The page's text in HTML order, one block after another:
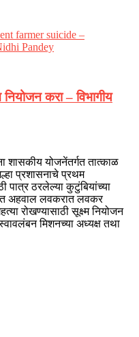
करा – विभागीय
शासकीय योजनेंतर्गत तात्काळ
प्रशासनाचे प्रथम
पात्र ठरलेल्या कुटुंबियांच्या
अहवाल लवकरात लवकर
रोखण्यासाठी सूक्ष्म नियोजन
मिशनच्या अध्यक्ष तथा